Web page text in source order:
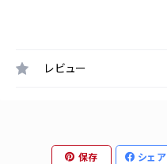
レビュー
保存 シェア